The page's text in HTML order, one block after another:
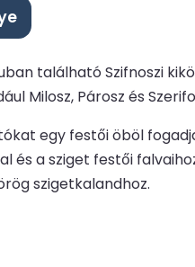
található Szifnoszi
Milosz, Párosz és
egy festői öböl
és a sziget festői
szigetkalandhoz.